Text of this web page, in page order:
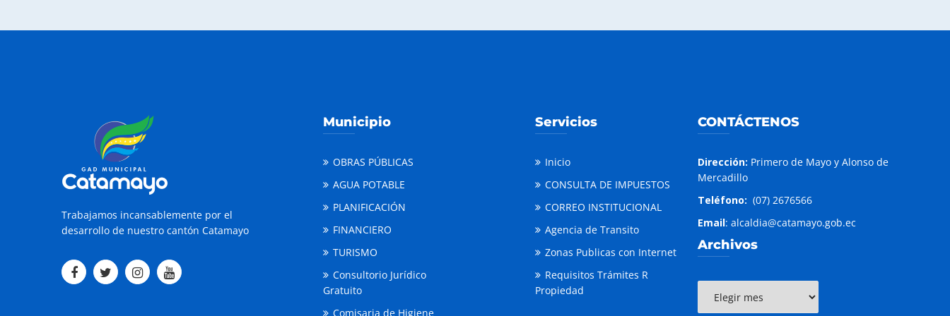
Trabajamos incansablemente por el
desarrollo de nuestro cantón Catamayo
Municipio
OBRAS PÚBLICAS
AGUA POTABLE
PLANIFICACIÓN
FINANCIERO
TURISMO
Consultorio Jurídico
Gratuito
Comisaria de Higiene
Servicios
Inicio
CONSULTA DE IMPUESTOS
CORREO INSTITUCIONAL
Agencia de Transito
Zonas Publicas con Internet
Requisitos Trámites R
Propiedad
CONTÁCTENOS
Dirección: Primero de Mayo y Alonso de
Mercadillo
Teléfono: (07) 2676566
Email: alcaldia@catamayo.gob.ec
Archivos